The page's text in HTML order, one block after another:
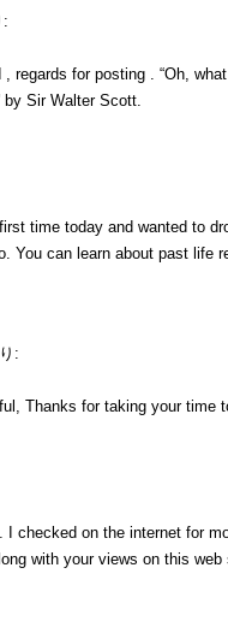
:
regards for posting . “Oh,
Sir Walter Scott.
time today and wanted to
You can learn about past life
:
Thanks for taking your time
checked on the internet for
with your views on this web